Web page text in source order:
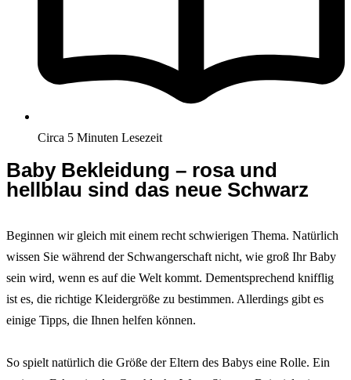
Circa 5 Minuten Lesezeit
Baby Bekleidung – rosa und
hellblau sind das neue Schwarz
Beginnen wir gleich mit einem recht schwierigen Thema. Natürlich
wissen Sie während der Schwangerschaft nicht, wie groß Ihr Baby
sein wird, wenn es auf die Welt kommt. Dementsprechend knifflig
ist es, die richtige Kleidergröße zu bestimmen. Allerdings gibt es
einige Tipps, die Ihnen helfen können.
So spielt natürlich die Größe der Eltern des Babys eine Rolle. Ein